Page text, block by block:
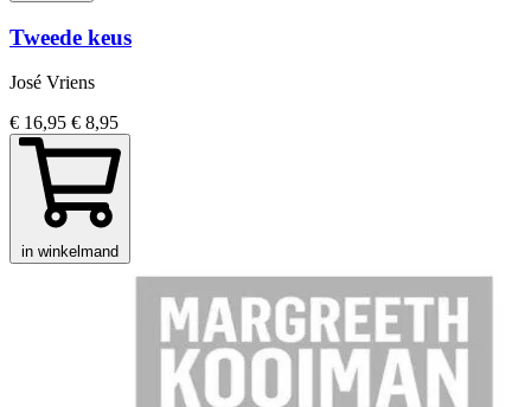
Tweede keus
José Vriens
€ 16,95 € 8,95
in winkelmand